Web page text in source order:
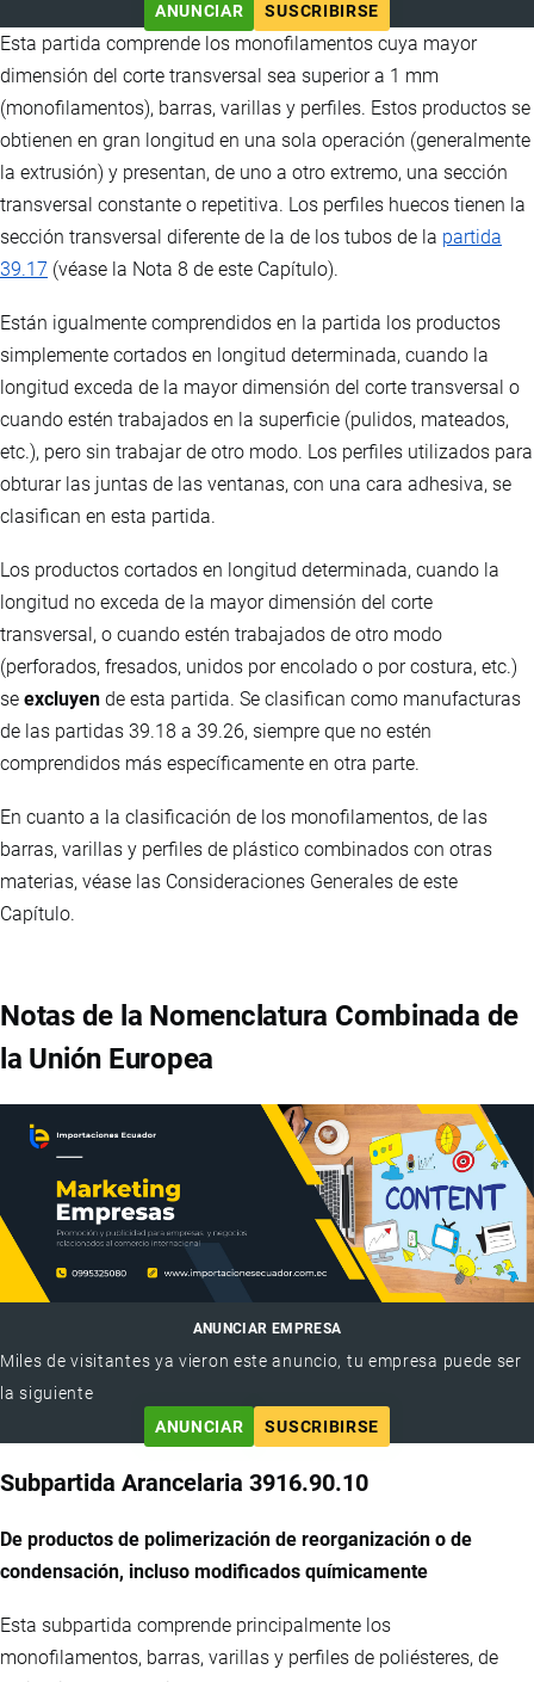
ANUNCIAR
SUSCRIBIRSE
Esta partida comprende los monofilamentos cuya mayor
dimensión del corte transversal sea superior a 1 mm
(monofilamentos), barras, varillas y perfiles. Estos productos se
obtienen en gran longitud en una sola operación (generalmente
la extrusión) y presentan, de uno a otro extremo, una sección
transversal constante o repetitiva. Los perfiles huecos tienen la
sección transversal diferente de la de los tubos de la partida
39.17 (véase la Nota 8 de este Capítulo).
Están igualmente comprendidos en la partida los productos
simplemente cortados en longitud determinada, cuando la
longitud exceda de la mayor dimensión del corte transversal o
cuando estén trabajados en la superficie (pulidos, mateados,
etc.), pero sin trabajar de otro modo. Los perfiles utilizados para
obturar las juntas de las ventanas, con una cara adhesiva, se
clasifican en esta partida.
Los productos cortados en longitud determinada, cuando la
longitud no exceda de la mayor dimensión del corte
transversal, o cuando estén trabajados de otro modo
(perforados, fresados, unidos por encolado o por costura, etc.)
se excluyen de esta partida. Se clasifican como manufacturas
de las partidas 39.18 a 39.26, siempre que no estén
comprendidos más específicamente en otra parte.
En cuanto a la clasificación de los monofilamentos, de las
barras, varillas y perfiles de plástico combinados con otras
materias, véase las Consideraciones Generales de este
Capítulo.
Notas de la Nomenclatura Combinada de
la Unión Europea
ANUNCIAR EMPRESA
Miles de visitantes ya vieron este anuncio, tu empresa puede ser
la siguiente
ANUNCIAR
SUSCRIBIRSE
Subpartida Arancelaria 3916.90.10
De productos de polimerización de reorganización o de
condensación, incluso modificados químicamente
Esta subpartida comprende principalmente los
monofilamentos, barras, varillas y perfiles de poliésteres, de